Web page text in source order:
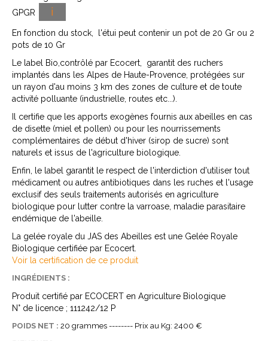
GPGR
ℹ️
En fonction du stock, l'étui peut contenir un pot de 20 Gr ou 2
pots de 10 Gr
Le label Bio,contrôlé par Ecocert, garantit des ruchers
implantés dans les Alpes de Haute-Provence, protégées sur
un rayon d'au moins 3 km des zones de culture et de toute
activité polluante (industrielle, routes etc...).
Il certifie que les apports exogènes fournis aux abeilles en cas
de disette (miel et pollen) ou pour les nourrissements
complémentaires de début d'hiver (sirop de sucre) sont
naturels et issus de l'agriculture biologique.
Enfin, le label garantit le respect de l'interdiction d'utiliser tout
médicament ou autres antibiotiques dans les ruches et l'usage
exclusif des seuls traitements autorisés en agriculture
biologique pour lutter contre la varroase, maladie parasitaire
endémique de l'abeille.
La gelée royale du JAS des Abeilles est une Gelée Royale
Biologique certifiée par Ecocert.
Voir la certification de ce produit
INGRÉDIENTS :
Produit certifié par ECOCERT en Agriculture Biologique
N° de licence ; 111242/12 P
POIDS NET : 20 grammes -------- Prix au Kg: 2400 €